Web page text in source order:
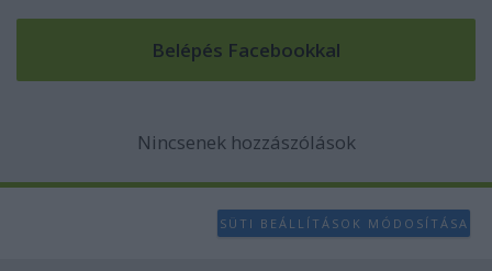
Nincsenek hozzászólások
SÜTI BEÁLLÍTÁSOK MÓDOSÍTÁSA